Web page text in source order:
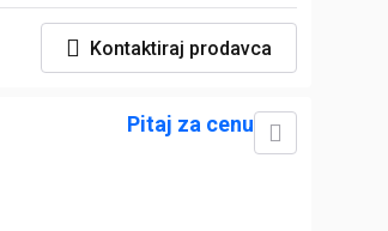
Kontaktiraj prodavca
Pitaj za cenu